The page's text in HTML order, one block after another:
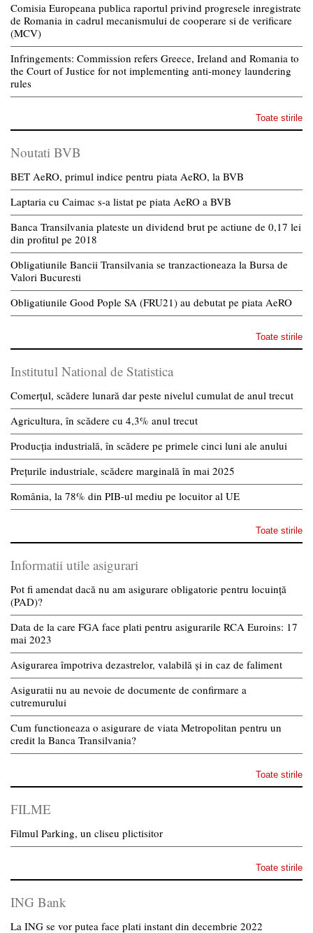
Comisia Europeana publica raportul privind progresele inregistrate
de Romania in cadrul mecanismului de cooperare si de verificare
(MCV)
Infringements: Commission refers Greece, Ireland and Romania to
the Court of Justice for not implementing anti-money laundering
rules
Toate stirile
Noutati BVB
BET AeRO, primul indice pentru piata AeRO, la BVB
Laptaria cu Caimac s-a listat pe piata AeRO a BVB
Banca Transilvania plateste un dividend brut pe actiune de 0,17 lei
din profitul pe 2018
Obligatiunile Bancii Transilvania se tranzactioneaza la Bursa de
Valori Bucuresti
Obligatiunile Good Pople SA (FRU21) au debutat pe piata AeRO
Toate stirile
Institutul National de Statistica
Comerțul, scădere lunară dar peste nivelul cumulat de anul trecut
Agricultura, în scădere cu 4,3% anul trecut
Producția industrială, în scădere pe primele cinci luni ale anului
Prețurile industriale, scădere marginală în mai 2025
România, la 78% din PIB-ul mediu pe locuitor al UE
Toate stirile
Informatii utile asigurari
Pot fi amendat dacă nu am asigurare obligatorie pentru locuință
(PAD)?
Data de la care FGA face plati pentru asigurarile RCA Euroins: 17
mai 2023
Asigurarea împotriva dezastrelor, valabilă și in caz de faliment
Asiguratii nu au nevoie de documente de confirmare a
cutremurului
Cum functioneaza o asigurare de viata Metropolitan pentru un
credit la Banca Transilvania?
Toate stirile
FILME
Filmul Parking, un cliseu plictisitor
Toate stirile
ING Bank
La ING se vor putea face plati instant din decembrie 2022